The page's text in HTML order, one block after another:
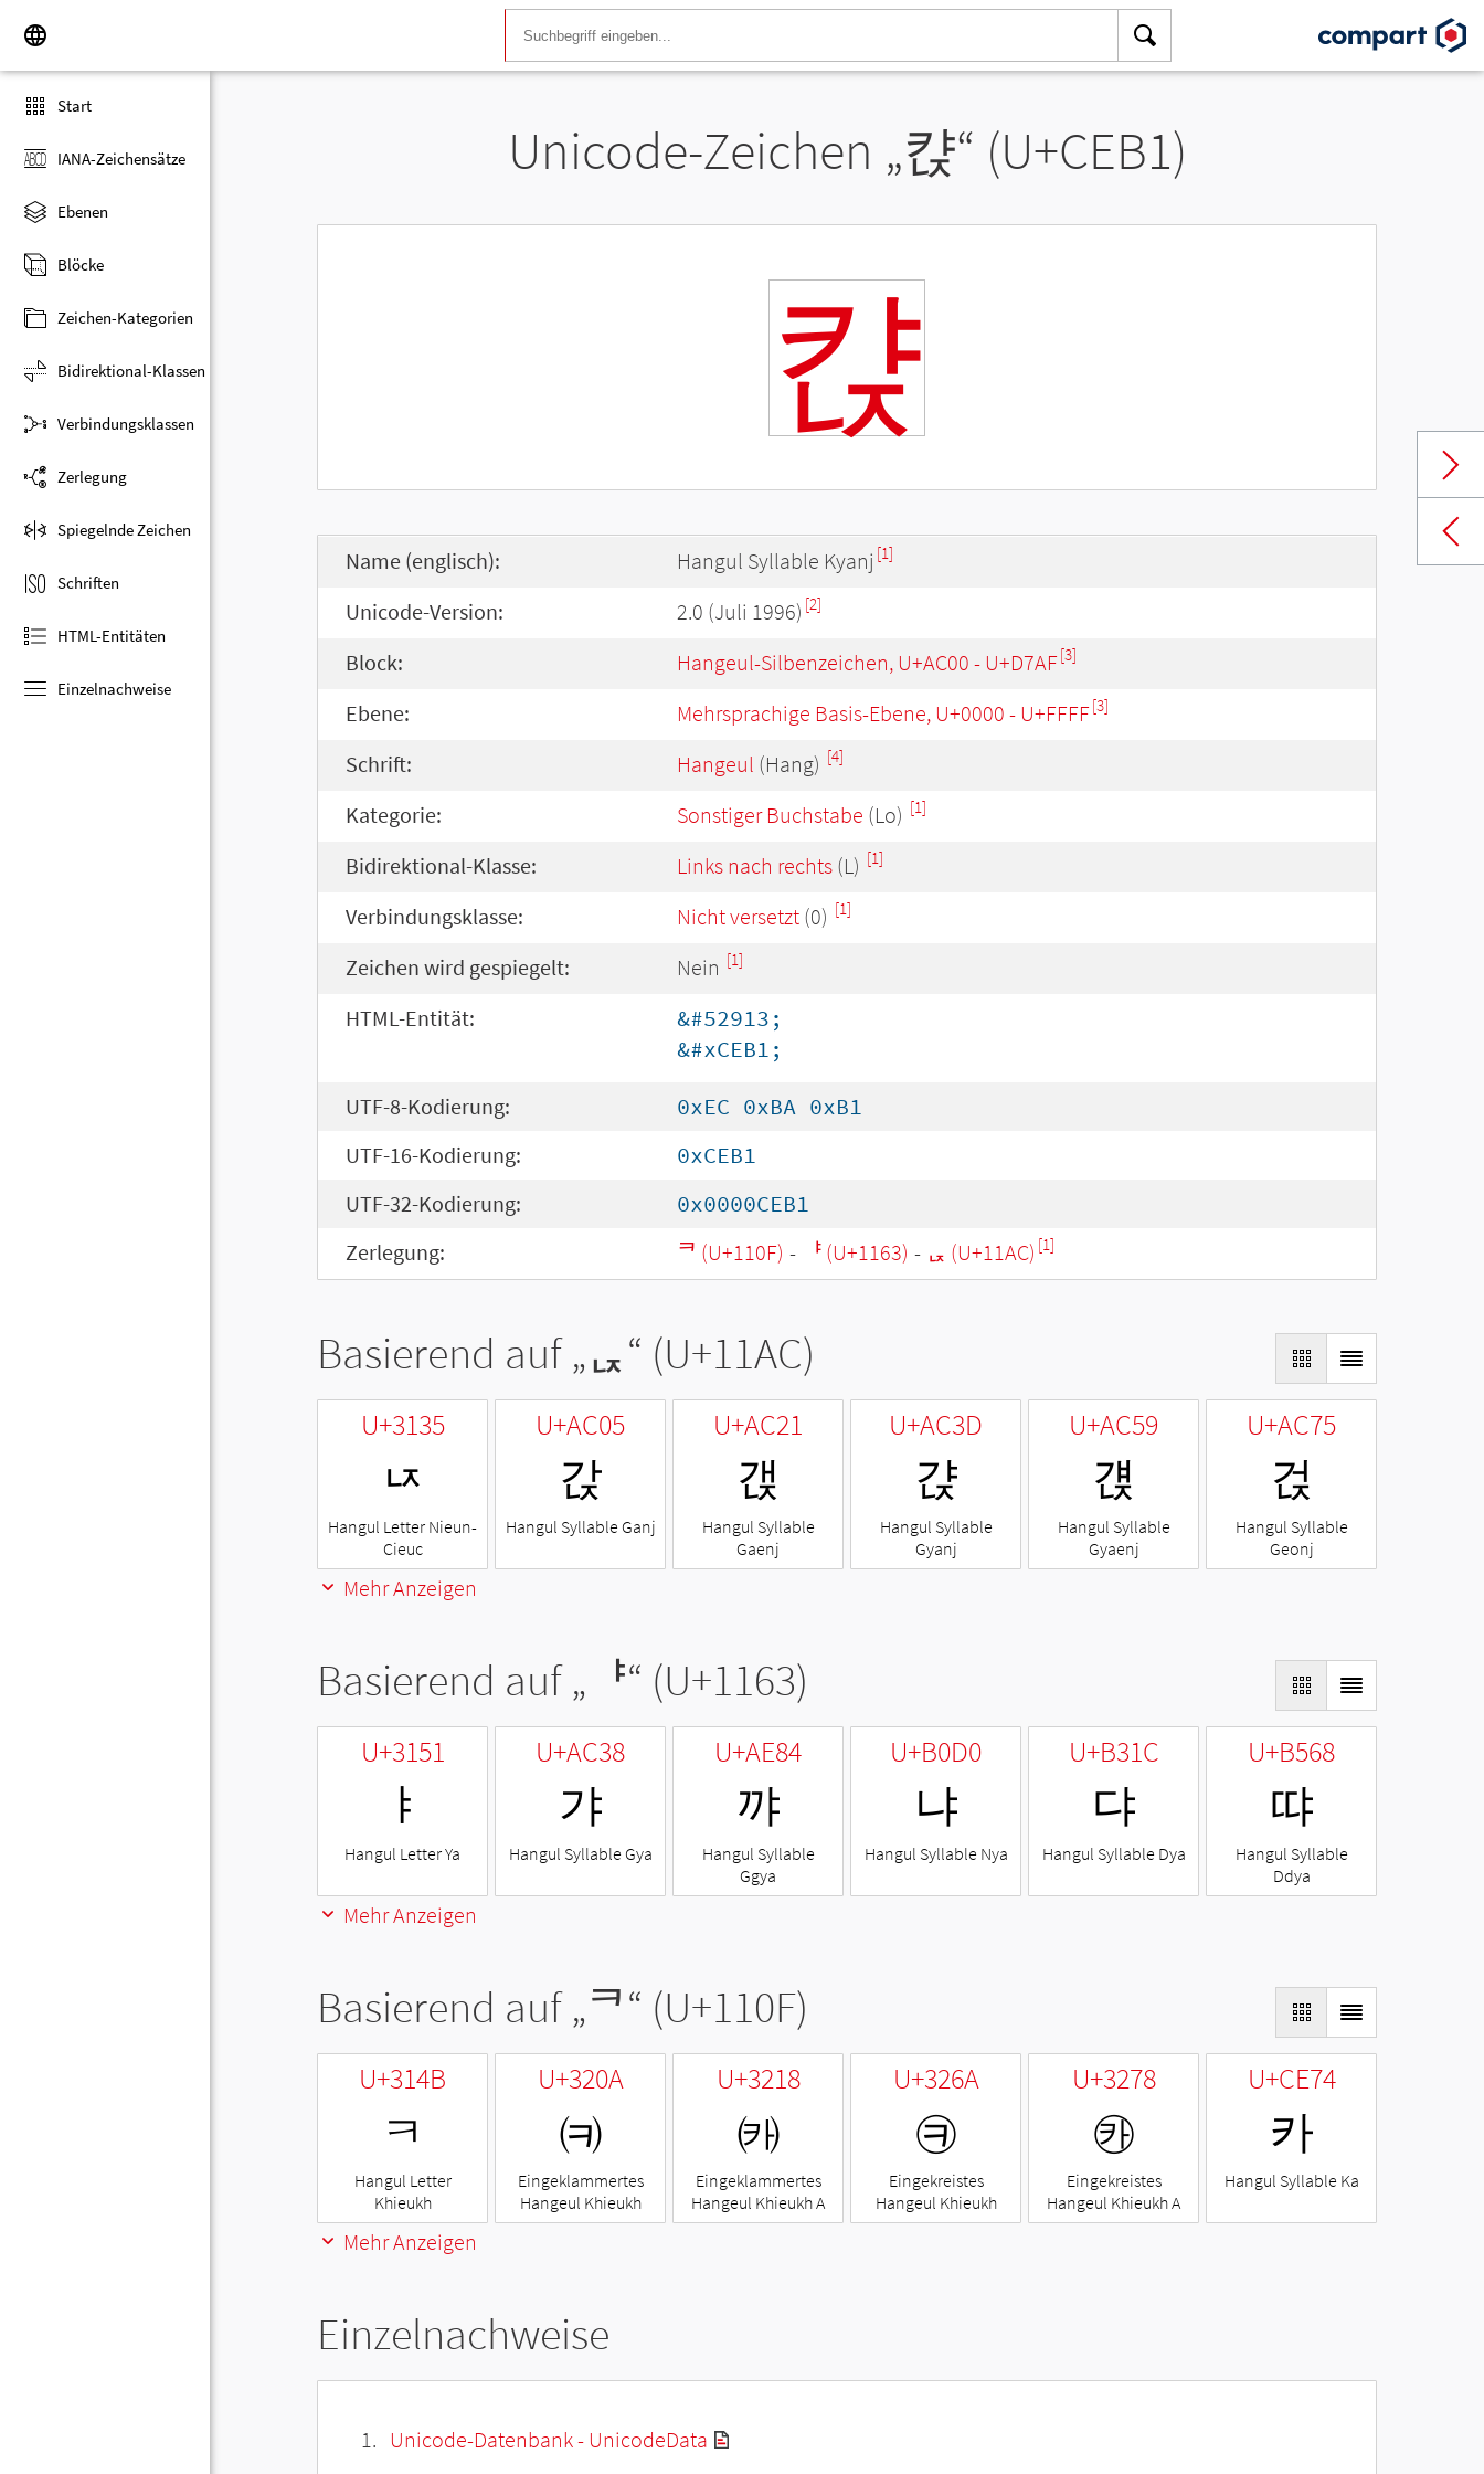
Start
IANA-Zeichensätze
Ebenen
Blöcke
Zeichen-Kategorien
Bidirektional-Klassen
Verbindungsklassen
Zerlegung
Spiegelnde Zeichen
Schriften
HTML-Entitäten
Einzelnachweise
Unicode-Zeichen „캱“ (U+CEB1)
캱
Name (englisch): Hangul Syllable Kyanj [1]
Unicode-Version: 2.0 (Juli 1996) [2]
Block: Hangeul-Silbenzeichen, U+AC00 - U+D7AF[3]
Ebene: Mehrsprachige Basis-Ebene, U+0000 - U+FFFF[3]
Schrift: Hangeul (Hang) [4]
Kategorie: Sonstiger Buchstabe (Lo) [1]
Bidirektional-Klasse: Links nach rechts (L) [1]
Verbindungsklasse: Nicht versetzt (0) [1]
Zeichen wird gespiegelt: Nein [1]
HTML-Entität:
&#52913;
&#xCEB1;
UTF-8-Kodierung:
0xEC 0xBA 0xB1
UTF-16-Kodierung:
0xCEB1
UTF-32-Kodierung:
0x0000CEB1
Zerlegung:
ᄏ (U+110F) - ᅣ (U+1163) - ᆬ (U+11AC) [1]
Basierend auf „ᆬ“ (U+11AC)
U+3135
ㄵ
Hangul Letter Nieun-
Cieuc
U+AC05
갅
Hangul Syllable Ganj
U+AC21
갡
Hangul Syllable
Gaenj
U+AC3D
갽
Hangul Syllable
Gyanj
U+AC59
걙
Hangul Syllable
Gyaenj
U+AC75
걵
Hangul Syllable
Geonj
Mehr Anzeigen
Basierend auf „ ᅣ“ (U+1163)
U+3151
ㅑ
Hangul Letter Ya
U+AC38
갸
Hangul Syllable Gya
U+AE84
꺄
Hangul Syllable
Ggya
U+B0D0
냐
Hangul Syllable Nya
U+B31C
댜
Hangul Syllable Dya
U+B568
땨
Hangul Syllable
Ddya
Mehr Anzeigen
Basierend auf „ᄏ“ (U+110F)
U+314B
ㅋ
Hangul Letter
Khieukh
U+320A
㈊
Eingeklammertes
Hangeul Khieukh
U+3218
㈘
Eingeklammertes
Hangeul Khieukh A
U+326A
㉪
Eingekreistes
Hangeul Khieukh
U+3278
㉸
Eingekreistes
Hangeul Khieukh A
U+CE74
카
Hangul Syllable Ka
Mehr Anzeigen
Einzelnachweise
Unicode-Datenbank - UnicodeData